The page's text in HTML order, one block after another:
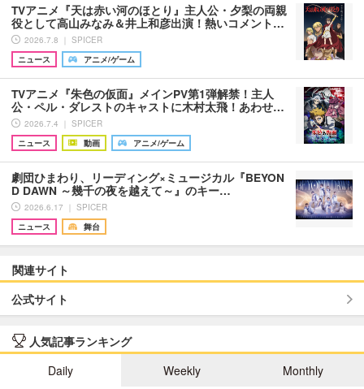
TVアニメ『天は赤い河のほとり』主人公・夕梨の両親
役として高山みなみ＆井上和彦出演！熱いコメント…
2026.7.8 ｜ SPICER
ニュース
アニメ/ゲーム
TVアニメ『朱色の仮面』メインPV第1弾解禁！主人
公・ペル・ダレストのキャストに木村太飛！あわせ…
2026.7.4 ｜ SPICER
ニュース
動画 アニメ/ゲーム
劇団ひまわり、リーディング×ミュージカル『BEYON
D DAWN ～幾千の夜を越えて～』のキー…
2026.6.17 ｜ SPICER
ニュース
舞台
関連サイト
公式サイト
人気記事ランキング
Daily
Weekly Monthly